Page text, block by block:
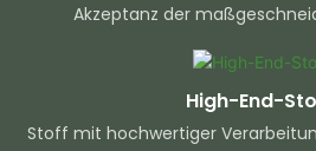
Akzeptanz der
High-End-
Stoff mit hochwertiger